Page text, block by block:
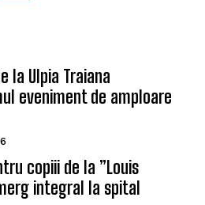
la Ulpia Traiana
eveniment de amploare
copiii de la ”Louis
integral la spital